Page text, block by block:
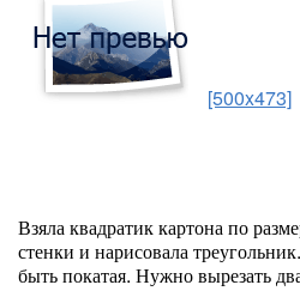
[500x473]
Взяла квадратик картона по
стенки и нарисовала
быть покатая. Нужно вырезать